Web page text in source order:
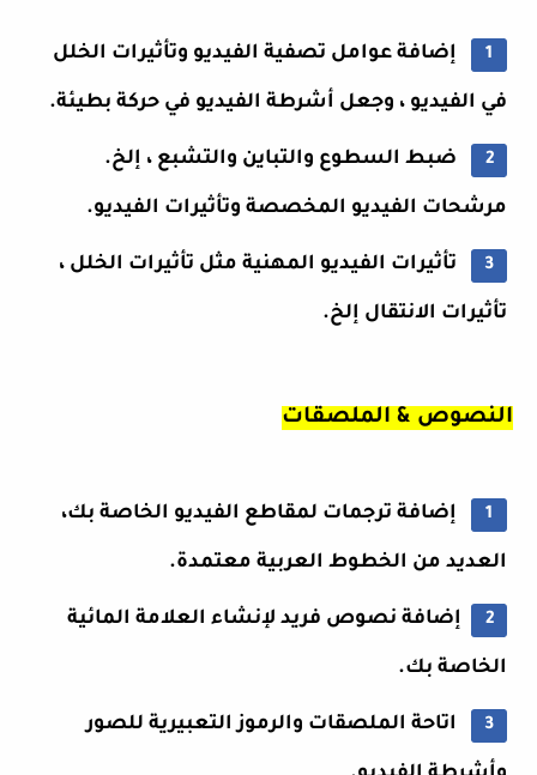
إضافة عوامل تصفية الفيديو وتأثيرات الخلل
في الفيديو ، وجعل أشرطة الفيديو في حركة بطيئة.
ضبط السطوع والتباين والتشبع ، إلخ.
مرشحات الفيديو المخصصة وتأثيرات الفيديو.
تأثيرات الفيديو المهنية مثل تأثيرات الخلل ،
تأثيرات الانتقال إلخ.
النصوص & الملصقات
إضافة ترجمات لمقاطع الفيديو الخاصة بك،
العديد من الخطوط العربية معتمدة.
إضافة نصوص فريد لإنشاء العلامة المائية
الخاصة بك.
اتاحة الملصقات والرموز التعبيرية للصور